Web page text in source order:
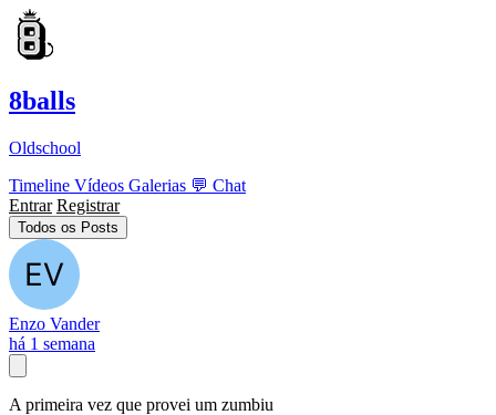
8balls
Oldschool
Timeline Vídeos Galerias 💬 Chat
Entrar Registrar
Todos os Posts
Enzo Vander
há 1 semana
A primeira vez que provei um zumbiu